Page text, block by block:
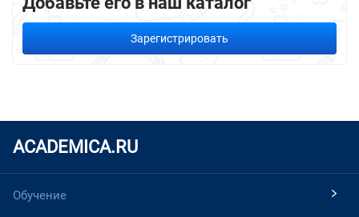
Зарегистрировать
ACADEMICA.RU
Обучение